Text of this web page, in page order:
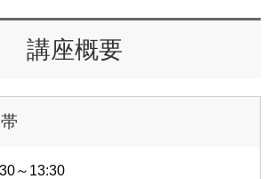
講座概要
～13:30